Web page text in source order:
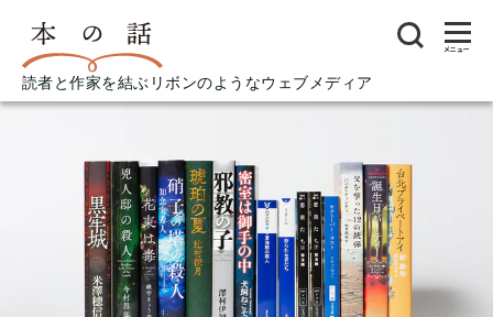
読者と作家を結ぶリボンのようなウェブメディア
メニュー